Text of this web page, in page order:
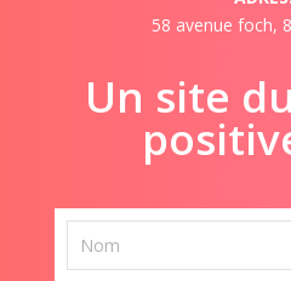
58 avenue foch,
Un site